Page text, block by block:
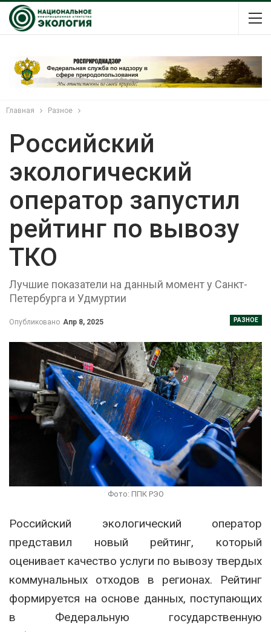
Главная Разное
Российский
экологический
оператор запустил
рейтинг по вывозу
ТКО
Лучшие показатели на данный момент у Санкт-
Петербурга и Удмуртии
РАЗНОЕ
Опубликовано Апр 8, 2025
Фото: ППК РЭО
Российский экологический оператор
представил новый рейтинг, который
оценивает качество услуги по вывозу твердых
коммунальных отходов в регионах. Рейтинг
формируется на основе данных, поступающих
в Федеральную государственную